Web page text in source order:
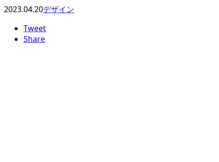
2023.04.20デザイン
Tweet
Share